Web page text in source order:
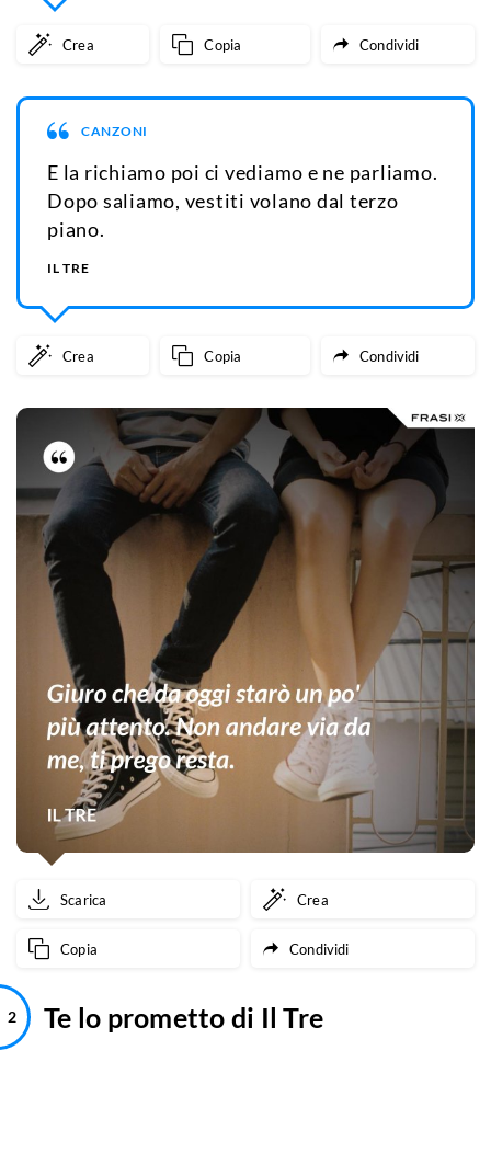
Crea Copia Condividi
CANZONI
E la richiamo poi ci vediamo e ne parliamo.
Dopo saliamo, vestiti volano dal terzo
piano.
IL TRE
Crea Copia Condividi
Scarica Crea
Copia Condividi
Te lo prometto di Il Tre